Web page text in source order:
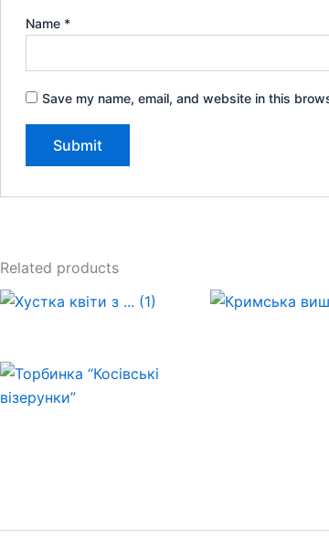
Name *
Save my name, email, and website in this
Related products